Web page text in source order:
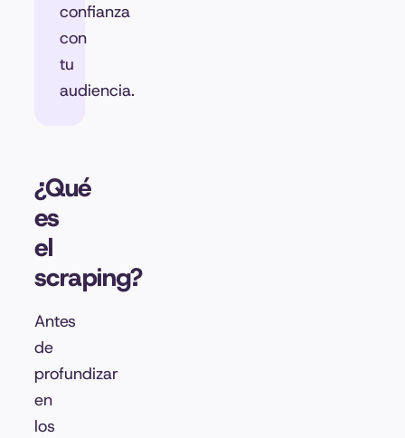
confianza
con
tu
audiencia.
¿Qué
es
el
scraping?
Antes
de
profundizar
en
los